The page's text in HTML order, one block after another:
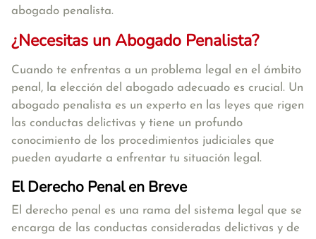
abogado penalista.
¿Necesitas un Abogado Penalista?
Cuando te enfrentas a un problema legal en el ámbito
penal, la elección del abogado adecuado es crucial. Un
abogado penalista es un experto en las leyes que rigen
las conductas delictivas y tiene un profundo
conocimiento de los procedimientos judiciales que
pueden ayudarte a enfrentar tu situación legal.
El Derecho Penal en Breve
El derecho penal es una rama del sistema legal que se
encarga de las conductas consideradas delictivas y de